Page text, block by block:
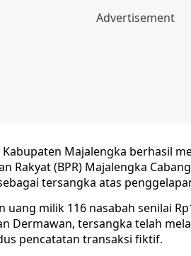
Kabupaten Majalengka berhasil
Rakyat (BPR) Majalengka
tersangka atas
uang milik 116 nasabah senilai
Dermawan, tersangka telah
pencatatan transaksi fiktif.